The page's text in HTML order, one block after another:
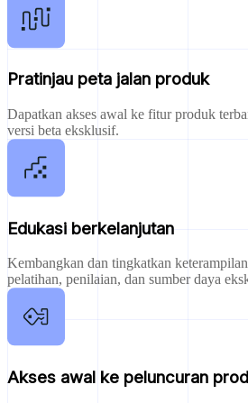
Pratinjau peta jalan produk
Dapatkan akses awal ke fitur produk
versi beta eksklusif.
Edukasi berkelanjutan
Kembangkan dan tingkatkan
pelatihan, penilaian, dan sumber daya
Akses awal ke peluncuran